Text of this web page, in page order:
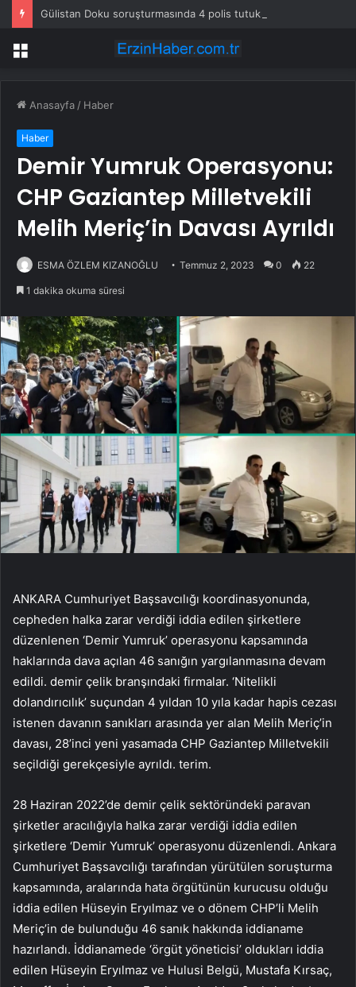
Gülistan Doku soruşturmasında 4 polis tutuklandı
Menü
Anasayfa / Haber
Haber
Demir Yumruk Operasyonu:
CHP Gaziantep Milletvekili
Melih Meriç’in Davası Ayrıldı
ESMA ÖZLEM KIZANOĞLU Temmuz 2, 2023 0 22
1 dakika okuma süresi
ANKARA Cumhuriyet Başsavcılığı koordinasyonunda,
cepheden halka zarar verdiği iddia edilen şirketlere
düzenlenen ‘Demir Yumruk’ operasyonu kapsamında
haklarında dava açılan 46 sanığın yargılanmasına devam
edildi. demir çelik branşındaki firmalar. ‘Nitelikli
dolandırıcılık’ suçundan 4 yıldan 10 yıla kadar hapis cezası
istenen davanın sanıkları arasında yer alan Melih Meriç’in
davası, 28’inci yeni yasamada CHP Gaziantep Milletvekili
seçildiği gerekçesiyle ayrıldı. terim.
28 Haziran 2022’de demir çelik sektöründeki paravan
şirketler aracılığıyla halka zarar verdiği iddia edilen
şirketlere ‘Demir Yumruk’ operasyonu düzenlendi. Ankara
Cumhuriyet Başsavcılığı tarafından yürütülen soruşturma
kapsamında, aralarında hata örgütünün kurucusu olduğu
iddia edilen Hüseyin Eryılmaz ve o dönem CHP’li Melih
Meriç’in de bulunduğu 46 sanık hakkında iddianame
hazırlandı. İddianamede ‘örgüt yöneticisi’ oldukları iddia
edilen Hüseyin Eryılmaz ve Hulusi Belgü, Mustafa Kırsaç,